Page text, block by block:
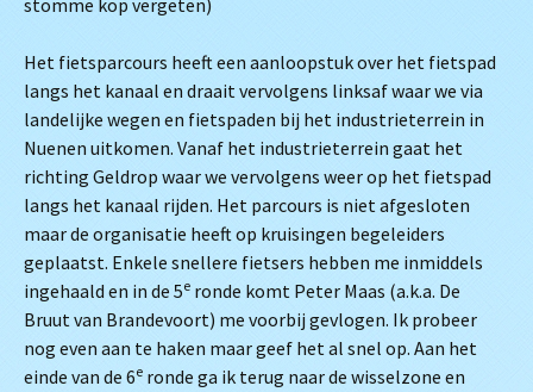
stomme kop vergeten)
Het fietsparcours heeft een aanloopstuk over het fietspad
langs het kanaal en draait vervolgens linksaf waar we via
landelijke wegen en fietspaden bij het industrieterrein in
Nuenen uitkomen. Vanaf het industrieterrein gaat het
richting Geldrop waar we vervolgens weer op het fietspad
langs het kanaal rijden. Het parcours is niet afgesloten
maar de organisatie heeft op kruisingen begeleiders
geplaatst. Enkele snellere fietsers hebben me inmiddels
ingehaald en in de 5e ronde komt Peter Maas (a.k.a. De
Bruut van Brandevoort) me voorbij gevlogen. Ik probeer
nog even aan te haken maar geef het al snel op. Aan het
einde van de 6e ronde ga ik terug naar de wisselzone en